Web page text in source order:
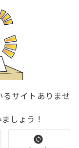
サイトありませ
しょう！